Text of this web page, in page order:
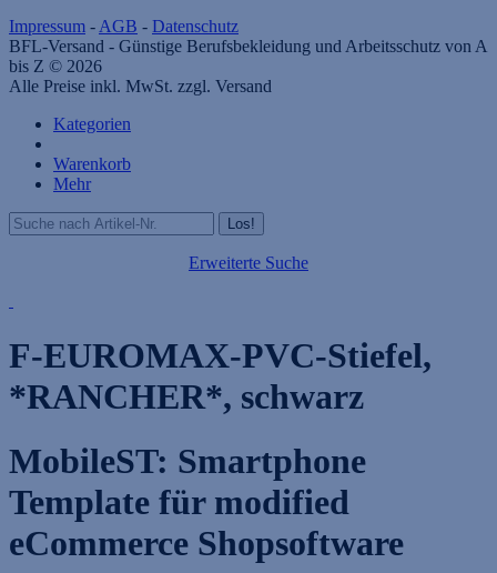
Impressum - AGB - Datenschutz
BFL-Versand - Günstige Berufsbekleidung und Arbeitsschutz von A
bis Z © 2026
Alle Preise inkl. MwSt. zzgl. Versand
Kategorien
Warenkorb
Mehr
Erweiterte Suche
F-EUROMAX-PVC-Stiefel,
*RANCHER*, schwarz
MobileST: Smartphone
Template für modified
eCommerce Shopsoftware